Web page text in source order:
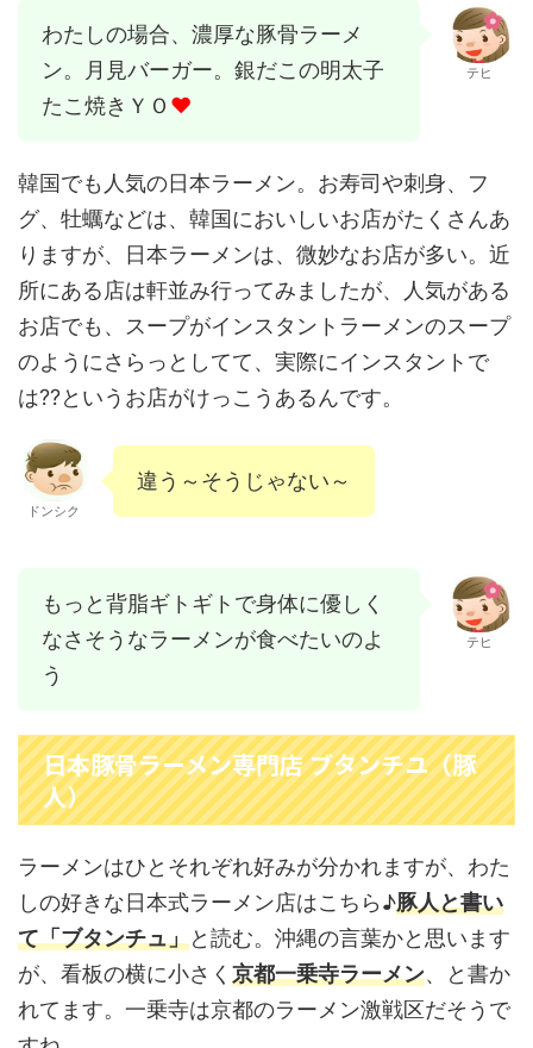
わたしの場合、濃厚な豚骨ラーメ
ン。月見バーガー。銀だこの明太子
たこ焼きＹＯ ♥
テヒ
韓国でも人気の日本ラーメン。お寿司や刺身、フ
グ、牡蠣などは、韓国においしいお店がたくさんあ
りますが、日本ラーメンは、微妙なお店が多い。近
所にある店は軒並み行ってみましたが、人気がある
お店でも、スープがインスタントラーメンのスープ
のようにさらっとしてて、実際にインスタントで
は??というお店がけっこうあるんです。
ドンシク
違う～そうじゃない～
もっと背脂ギトギトで身体に優しく
なさそうなラーメンが食べたいのよ
う
テヒ
日本豚骨ラーメン専門店 ブタンチユ（豚
人）
ラーメンはひとそれぞれ好みが分かれますが、わた
しの好きな日本式ラーメン店はこちら♪豚人と書い
て「ブタンチュ」と読む。沖縄の言葉かと思います
が、看板の横に小さく 京都一乗寺ラーメン、と書か
れてます。一乗寺は京都のラーメン激戦区だそうで